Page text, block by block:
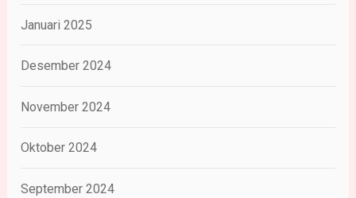
Januari 2025
Desember 2024
November 2024
Oktober 2024
September 2024